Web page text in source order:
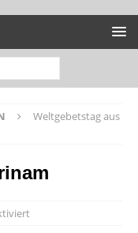
Weltgebetstag aus